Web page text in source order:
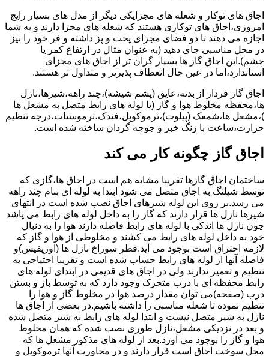
اجاق های توکار و شعله های مجزایکی دیگر از مدل های بسیار رایج
امروزی،اجاق های توکاری هستند که شعله های مجزا دارند و به شما
اجازه می دهند تا دو فضای مجزای پخت و پز داشته و فر خود را نیز
در محل مناسبی جای دهید (به عنوان مثال در ارتفاع کمر یا
چشم).این اجاق گاز ها بسیار گران تر از اجاق های مجزای
استاندارد،اما در عین حال انعطاف پذیرتر و متداول تر هستند.
اجاق گاز فردار از بدنه،عایق (پشم شیشه)،چند راهه،شیرها،نازل
ها،محفظه مخلوط هوا و گاز (یا لوله های رابط متصل به مشعل ها
)،مشعل ها،شمعک (پیلوت)،ترموکوپل،فندک،ترموستات،درجه تنظیم
حرارت،ساعت با زنگ خبر و جوجه گردان ساخته شده است.
اجاق گاز چگونه کار می کند
ساختمان اجاق گازها تقریبا مشابه هم است در اجاق ها،گازی که
توسط شیلنگ به اجاق متصل می شود ابتدا به لوله ای بنام چند راهه
می رسد.بر روی این لوله شیرهای اجاق نصب شده است در انتهای
شیرها نازل ها قرار دارند که گاز را به داخل لوله های رابط می پاشد
چون نازل ها اندکی با لوله های رابط فاصله دارند هوا را به دنبال
خود به داخل لوله های رابط می کشند و مخلوطی از هوا و گاز که
لازمه احتراق است بوجود می آید.قطر سوراخ نازل ها (اوریفیس)و
فاصله آنها از لوله های رابط حساب شده است و تقریبا احتیاجی به
تنظیم و تعمیر ندارند ولی در اجاق های قدیمی در ابتدای لوله های
رابط محفظه ای با درب متحرک وجود دارد که به توسط باز و بستن
درب (صفحه)می توان مقدار درصد هوا در مخلوط گاز و هوا را
تنظیم نموده تا شعله مناسبی را داشته باشیم.در بعضی از اجاق ها
نازل به شیر متصل نیست و ابتدا لوله های رابط به شیر متصل شده
و بعد در نزدیکی مشعل،نازل طوری نصب شده که همان مخلوط
هوا و گاز را بوجود می آورد.بعد از لوله های مذکور مشعل ها که
محل سوخت اجاق است قرار دارند و در مجاورت آنها ترموکوپل و